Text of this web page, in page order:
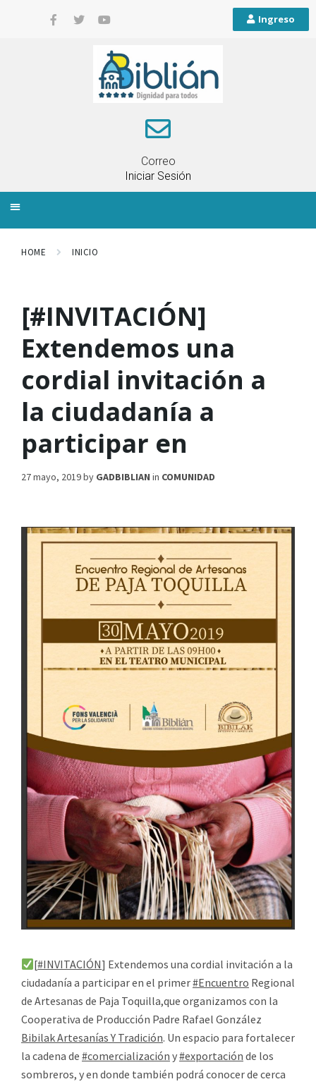
Ingreso
Correo
Iniciar Sesión
HOME INICIO
[#INVITACIÓN]
Extendemos una
cordial invitación a
la ciudadanía a
participar en
27 mayo, 2019by GADBIBLIAN in COMUNIDAD
[#INVITACIÓN] Extendemos una cordial invitación a la
ciudadanía a participar en el primer#Encuentro Regional
de Artesanas de Paja Toquilla,que organizamos con la
Cooperativa de Producción Padre Rafael González
Bibilak Artesanías Y Tradición. Un espacio para fortalecer
la cadena de #comercialización y#exportación de los
sombreros, y en donde también podrá conocer de cerca